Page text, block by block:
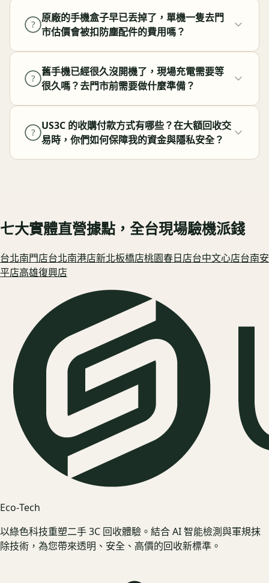
?
原廠的手機盒子早已丟掉了，單機一隻去門
市估價會被扣防塵配件的費用嗎？
?
舊手機已經很久沒開機了，現場充電需要等
很久嗎？去門市前需要做什麼準備？
?
US3C 的收購付款方式有哪些？在大額回收交
易時，你們如何保障我的資金與隱私安全？
七大實體直營據點，全台現場驗機派錢
台北南門店台北南港店新北板橋店桃園春日店台中文心店台南安
平店高雄復興店
Eco‑Tech
以綠色科技重塑二手 3C 回收體驗。結合 AI 智能檢測與軍規抹
除技術，為您帶來透明、安全、高價的回收新標準。